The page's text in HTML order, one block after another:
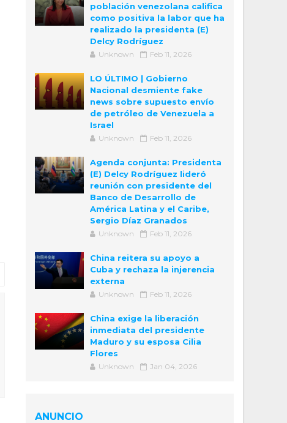
población venezolana califica
como positiva la labor que ha
realizado la presidenta (E)
Delcy Rodríguez
Unknown Feb 11, 2026
LO ÚLTIMO | Gobierno
Nacional desmiente fake
news sobre supuesto envío
de petróleo de Venezuela a
Israel
Unknown Feb 11, 2026
Agenda conjunta: Presidenta
(E) Delcy Rodríguez lideró
reunión con presidente del
Banco de Desarrollo de
América Latina y el Caribe,
Sergio Díaz Granados
Unknown Feb 11, 2026
China reitera su apoyo a
Cuba y rechaza la injerencia
externa
Unknown Feb 11, 2026
China exige la liberación
inmediata del presidente
Maduro y su esposa Cilia
Flores
Unknown Jan 04, 2026
ANUNCIO